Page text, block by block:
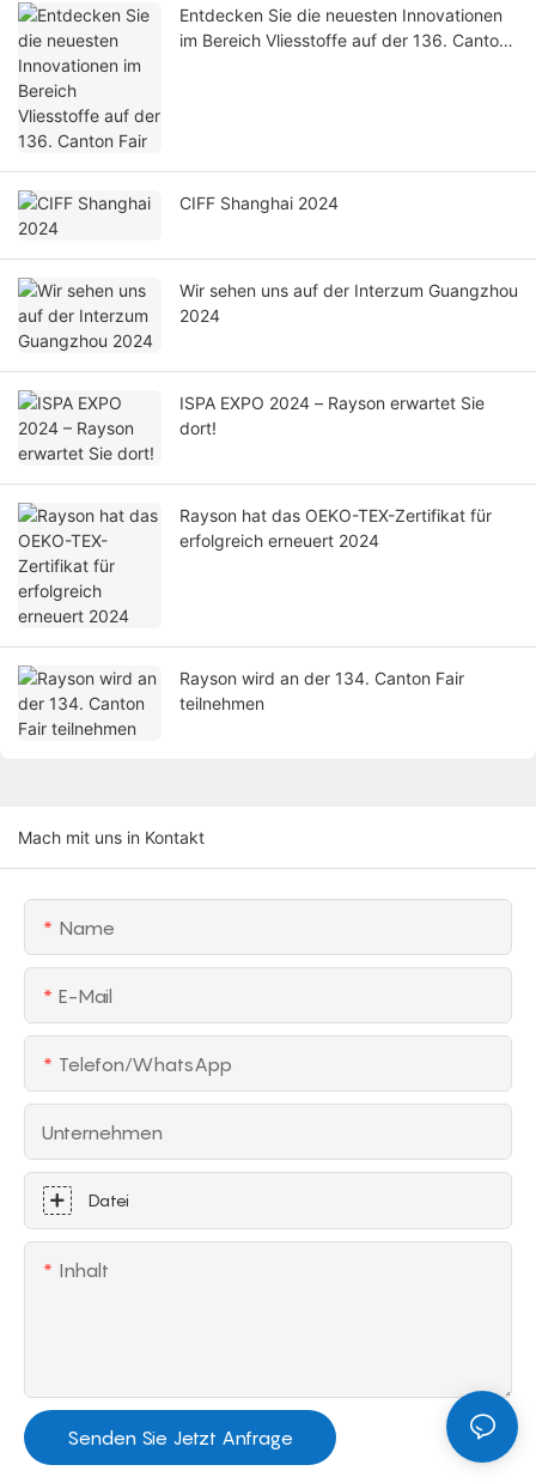
Entdecken Sie die neuesten Innovationen
im Bereich Vliesstoffe auf der 136. Canton
CIFF Shanghai 2024
Wir sehen uns auf der Interzum Guangzhou
2024
ISPA EXPO 2024 – Rayson erwartet Sie
dort!
Rayson hat das OEKO-TEX-Zertifikat für
erfolgreich erneuert 2024
Rayson wird an der 134. Canton Fair
teilnehmen
Mach mit uns in Kontakt
Name
E-Mail
Telefon/WhatsApp
Unternehmen
Datei
Inhalt
Senden Sie Jetzt Anfrage